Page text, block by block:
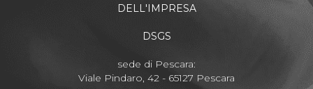
DELL'IMPRESA
DSGS
sede di Pescara:
Viale Pindaro, 42 - 65127 Pescara